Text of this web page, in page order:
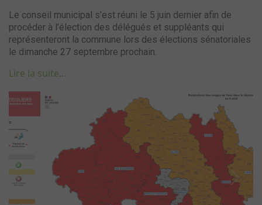
Le conseil municipal s’est réuni le 5 juin dernier afin de
procéder à l’élection des délégués et suppléants qui
représenteront la commune lors des élections sénatoriales
le dimanche 27 septembre prochain.
Lire la suite...
Previous Next